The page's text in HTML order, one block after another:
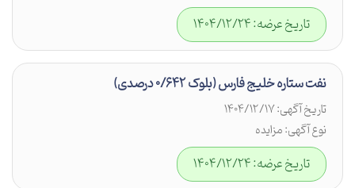
تاریخ عرضه: 1404/12/24
نفت ستاره خلیج فارس (بلوک 0/642 درصدی)
تاریخ آگهی: 1404/12/17
نوع آگهی: مزایده
تاریخ عرضه: 1404/12/24